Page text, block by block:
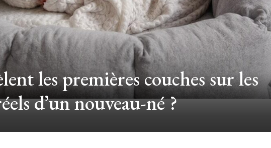
les premières couches sur les
d’un nouveau-né ?